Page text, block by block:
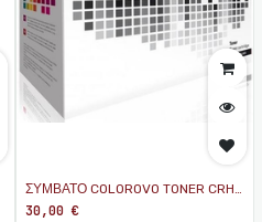
ΣΥΜΒΑΤΟ COLOROVO TONER CRH-
126A-Y YELLOW ΜΕ HP
30,00 €